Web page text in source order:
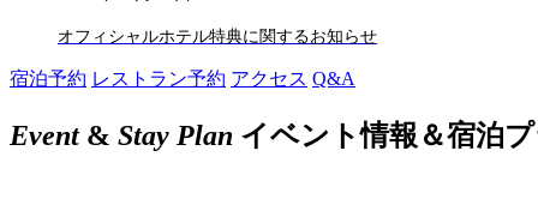
オフィシャルホテル特典に関するお知らせ
宿泊予約 レストラン予約 アクセス Q&A
Event& Stay Plan イベント情報＆宿泊